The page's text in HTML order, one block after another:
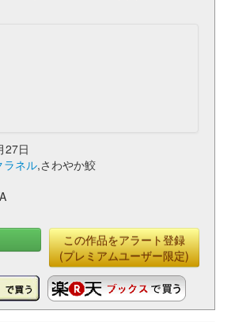
27日
ラネル,さわやか鮫
この作品をアラート登録
(プレミアムユーザー限定)